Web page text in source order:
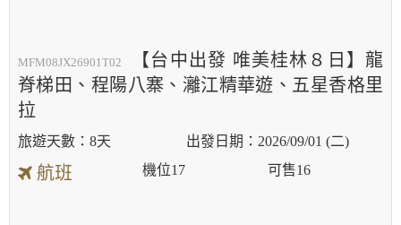
MFM08JX26901T02
【台中出發 唯美桂林８日】龍
脊梯田、程陽八寨、灕江精華遊、五星香格里
拉
8天 2026/09/01 (二)
航班 機位17 可售16